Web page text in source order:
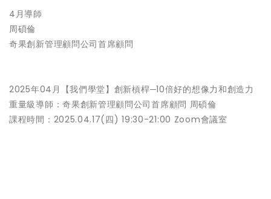
4月導師
周碩倫
奇果創新管理顧問公司首席顧問
2025年04月【我們學堂】創新槓桿─10倍好的想像力和創造力
重量級導師：奇果創新管理顧問公司首席顧問 周碩倫
課程時間：2025.04.17(四) 19:30-21:00 Zoom會議室